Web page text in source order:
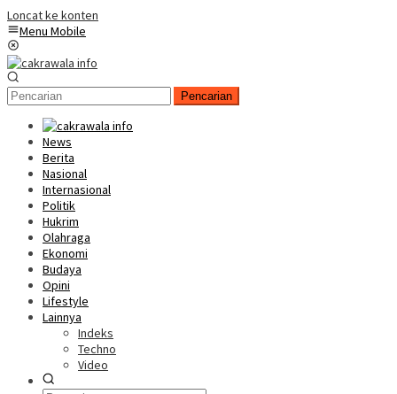
Loncat ke konten
Menu Mobile
Pencarian
News
Berita
Nasional
Internasional
Politik
Hukrim
Olahraga
Ekonomi
Budaya
Opini
Lifestyle
Lainnya
Indeks
Techno
Video